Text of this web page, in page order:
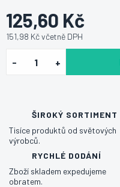
125,60 Kč
151,98 Kč včetně DPH
ŠIROKÝ SORTIMENT
Tisíce produktů od světových
výrobců.
RYCHLÉ DODÁNÍ
Zboží skladem expedujeme
obratem.